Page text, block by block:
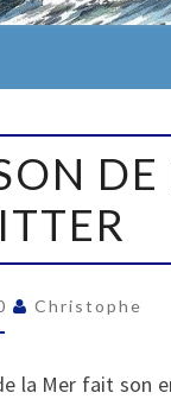
DE
Christophe
la Mer fait son